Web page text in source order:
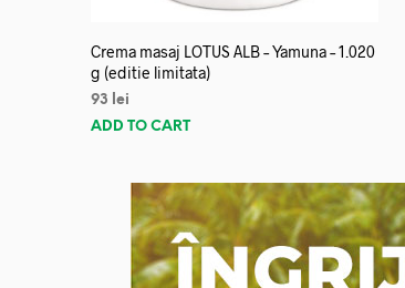
Crema masaj LOTUS ALB – Yamuna – 1.020
g (editie limitata)
93
lei
ADD TO CART